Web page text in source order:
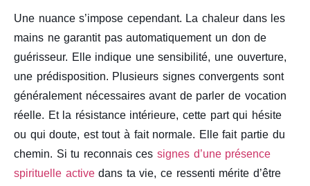
Une nuance s’impose cependant. La chaleur dans les
mains ne garantit pas automatiquement un don de
guérisseur. Elle indique une sensibilité, une ouverture,
une prédisposition. Plusieurs signes convergents sont
généralement nécessaires avant de parler de vocation
réelle. Et la résistance intérieure, cette part qui hésite
ou qui doute, est tout à fait normale. Elle fait partie du
chemin. Si tu reconnais ces signes d’une présence
spirituelle activedans ta vie, ce ressenti mérite d’être